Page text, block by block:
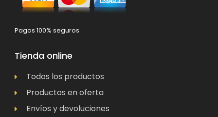
Pagos 100% seguros
Tienda online
Todos los productos
Productos en oferta
Envíos y devoluciones